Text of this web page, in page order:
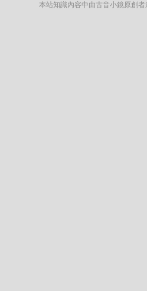
本站知識內容中由古音小鏡原創